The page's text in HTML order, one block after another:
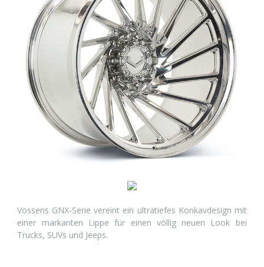
Vossens GNX-Serie vereint ein ultratiefes Konkavdesign mit
einer markanten Lippe für einen völlig neuen Look bei
Trucks, SUVs und Jeeps.